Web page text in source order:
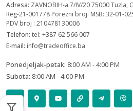
Adresa: ZAVNOBIH-a 7/IV/20 75000
Reg-21-001778 Porezni broj: MSB: 32-01-
PDV broj : 210478130006
Telefon: tel: +387 62 566 007
E-mail: info@tradeoffice.ba
Ponedjeljak-petak: 8:00 AM - 4:00 PM
Subota: 8:00 AM - 4:00 PM